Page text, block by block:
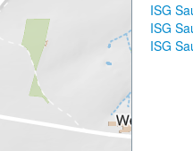
ISG
ISG
ISG